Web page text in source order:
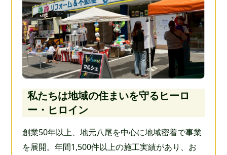
私たちは地域の住まいを守るヒーロ
ー・ヒロイン
創業50年以上、地元八尾を中心に地域密着で事業
を展開。年間1,500件以上の施工実績があり、お